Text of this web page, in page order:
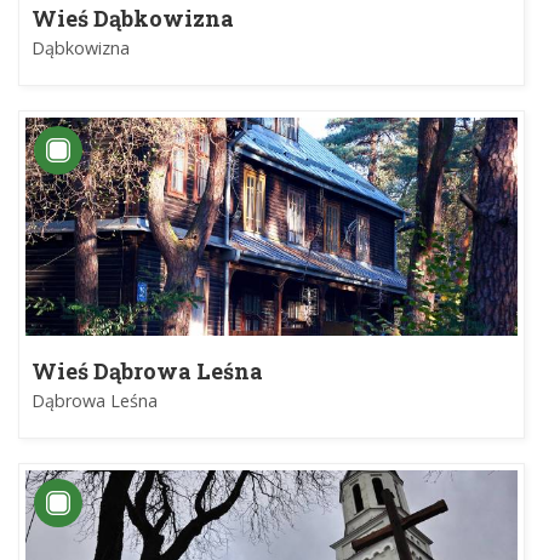
Wieś Dąbkowizna
Dąbkowizna
Wieś Dąbrowa Leśna
Dąbrowa Leśna